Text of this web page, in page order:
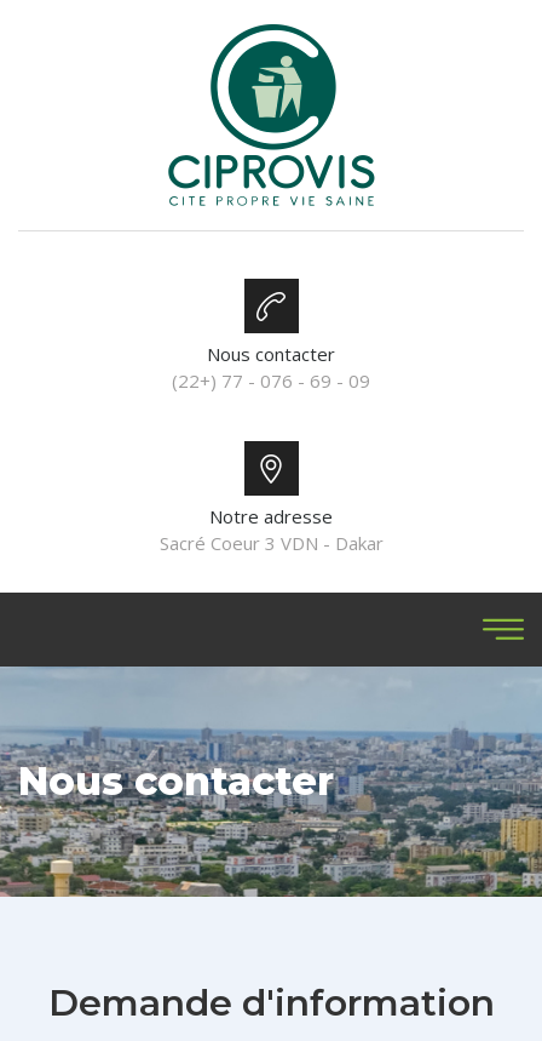
Nous contacter
(22+) 77 - 076 - 69 - 09
Notre adresse
Sacré Coeur 3 VDN - Dakar
Nous contacter
Demande d'information